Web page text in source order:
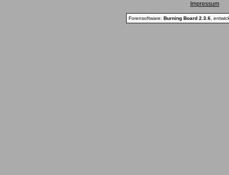
Impressum
Forensoftware: Burning Board 2.3.6,